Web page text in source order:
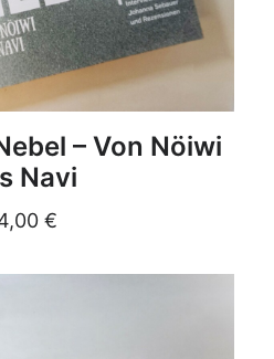
DETAILS
– Von Nöiwi
Navi
€